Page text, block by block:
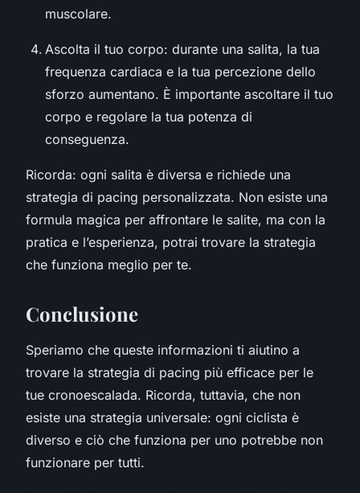
muscolare.
Ascolta il tuo corpo: durante una salita, la tua
frequenza cardiaca e la tua percezione dello
sforzo aumentano. È importante ascoltare il tuo
corpo e regolare la tua potenza di
conseguenza.
Ricorda: ogni salita è diversa e richiede una
strategia di pacing personalizzata. Non esiste una
formula magica per affrontare le salite, ma con la
pratica e l’esperienza, potrai trovare la strategia
che funziona meglio per te.
Conclusione
Speriamo che queste informazioni ti aiutino a
trovare la strategia di pacing più efficace per le
tue cronoescalada. Ricorda, tuttavia, che non
esiste una strategia universale: ogni ciclista è
diverso e ciò che funziona per uno potrebbe non
funzionare per tutti.